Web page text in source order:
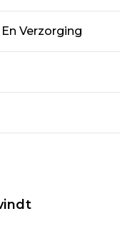
Verzorging
op
draagt: Maat 10
Nederland
op uw